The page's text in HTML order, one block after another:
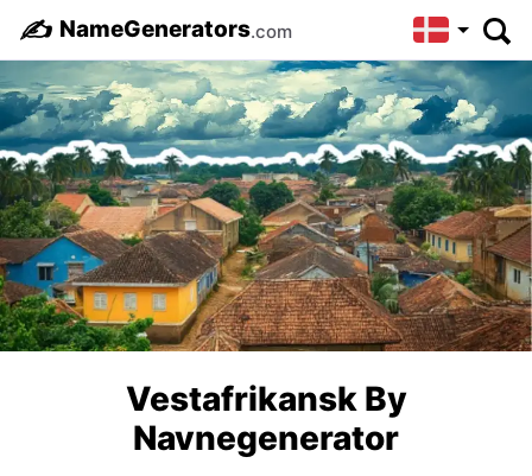
✍️ NameGenerators.com
Vestafrikansk By
Navnegenerator